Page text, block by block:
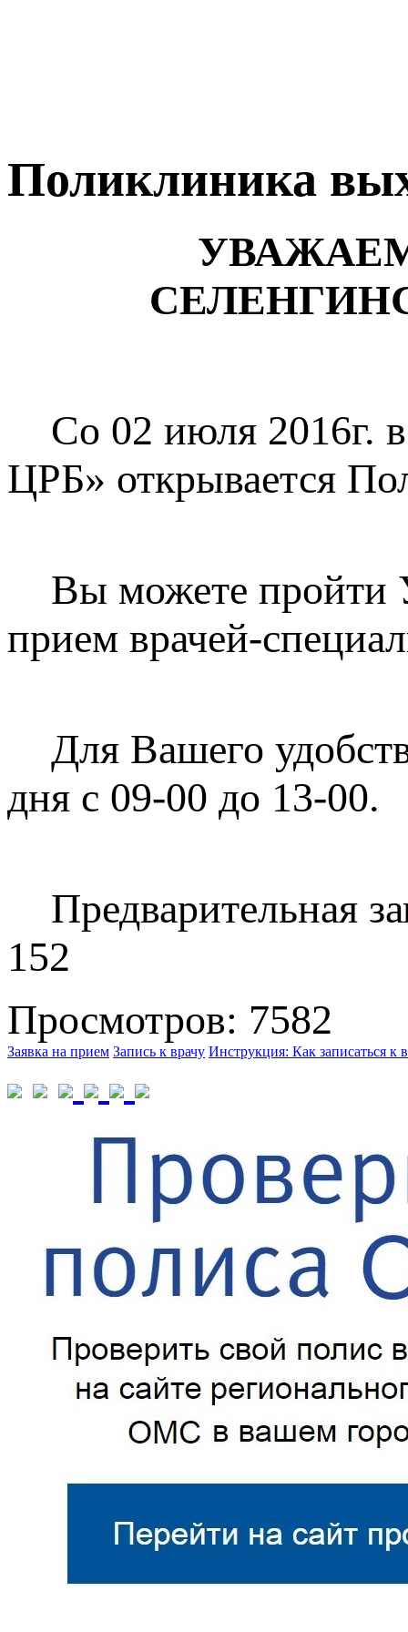
Поликлиника
Со 02 июля 2016г. в
ЦРБ» открывается
Вы можете пройти
прием врачей-
Для Вашего
дня с 09-00 до 13-00.
Предварительная
152
Просмотров: 7582
Заявка на прием Запись к врачу Инструкция: Как записаться к